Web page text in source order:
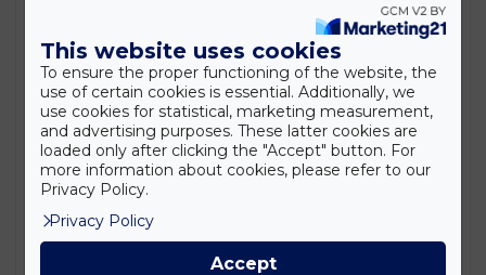
Stanley SXWTD-FT585 2 az 1-ben összecsukható
molnárkocsi és platformkocsi – 137 kg teherbírás
(EDC)
42.990 Ft
Stanley SDH700 700 W ütvefúró – 13 mm-es
tokmánnyal (EDC)
20.990 Ft
PowerStart Q15 – hordozható bikázó és
légkompresszor 1000A/2000A/2500A (BBD)
This website uses cookies
To ensure the proper functioning of the website, the
use of certain cookies is essential. Additionally, we
use cookies for statistical, marketing measurement,
and advertising purposes. These latter cookies are
loaded only after clicking the "Accept" button. For
more information about cookies, please refer to our
Privacy Policy.
Privacy Policy
Accept